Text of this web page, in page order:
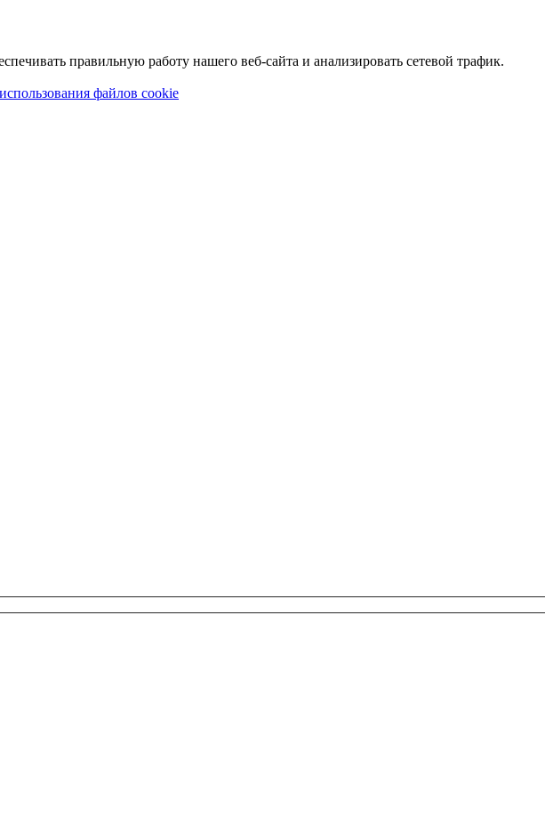
правильную работу нашего веб-сайта и анализировать сетевой трафик.
файлов cookie